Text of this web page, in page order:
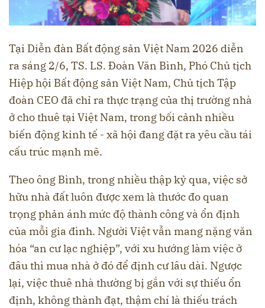
Tại Diễn đàn Bất động sản Việt Nam 2026 diễn
ra sáng 2/6, TS. LS. Đoàn Văn Bình, Phó Chủ tịch
Hiệp hội Bất động sản Việt Nam, Chủ tịch Tập
đoàn CEO đã chỉ ra thực trạng của thị trường nhà
ở cho thuê tại Việt Nam, trong bối cảnh nhiều
biến động kinh tế - xã hội đang đặt ra yêu cầu tái
cấu trúc mạnh mẽ.
Theo ông Bình, trong nhiều thập kỷ qua, việc sở
hữu nhà đất luôn được xem là thước đo quan
trọng phản ánh mức độ thành công và ổn định
của mỗi gia đình. Người Việt vẫn mang nặng văn
hóa “an cư lạc nghiệp”, với xu hướng làm việc ở
đâu thì mua nhà ở đó để định cư lâu dài. Ngược
lại, việc thuê nhà thường bị gắn với sự thiếu ổn
định, không thành đạt, thậm chí là thiếu trách